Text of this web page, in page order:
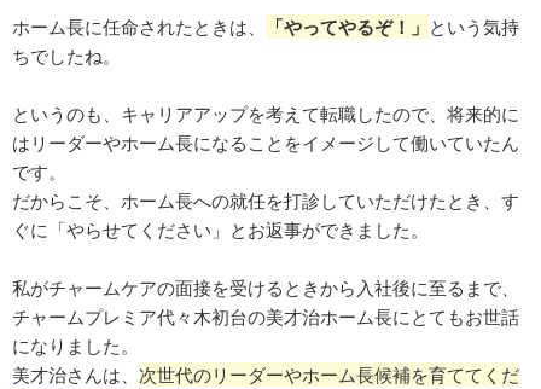
ホーム長に任命されたときは、 「やってやるぞ！」 という気持
ちでしたね。
というのも、キャリアアップを考えて転職したので、将来的に
はリーダーやホーム長になることをイメージして働いていたん
です。
だからこそ、ホーム長への就任を打診していただけたとき、す
ぐに「やらせてください」とお返事ができました。
私がチャームケアの面接を受けるときから入社後に至るまで、
チャームプレミア代々木初台の美才治ホーム長にとてもお世話
になりました。
美才治さんは、 次世代のリーダーやホーム長候補を育ててくだ